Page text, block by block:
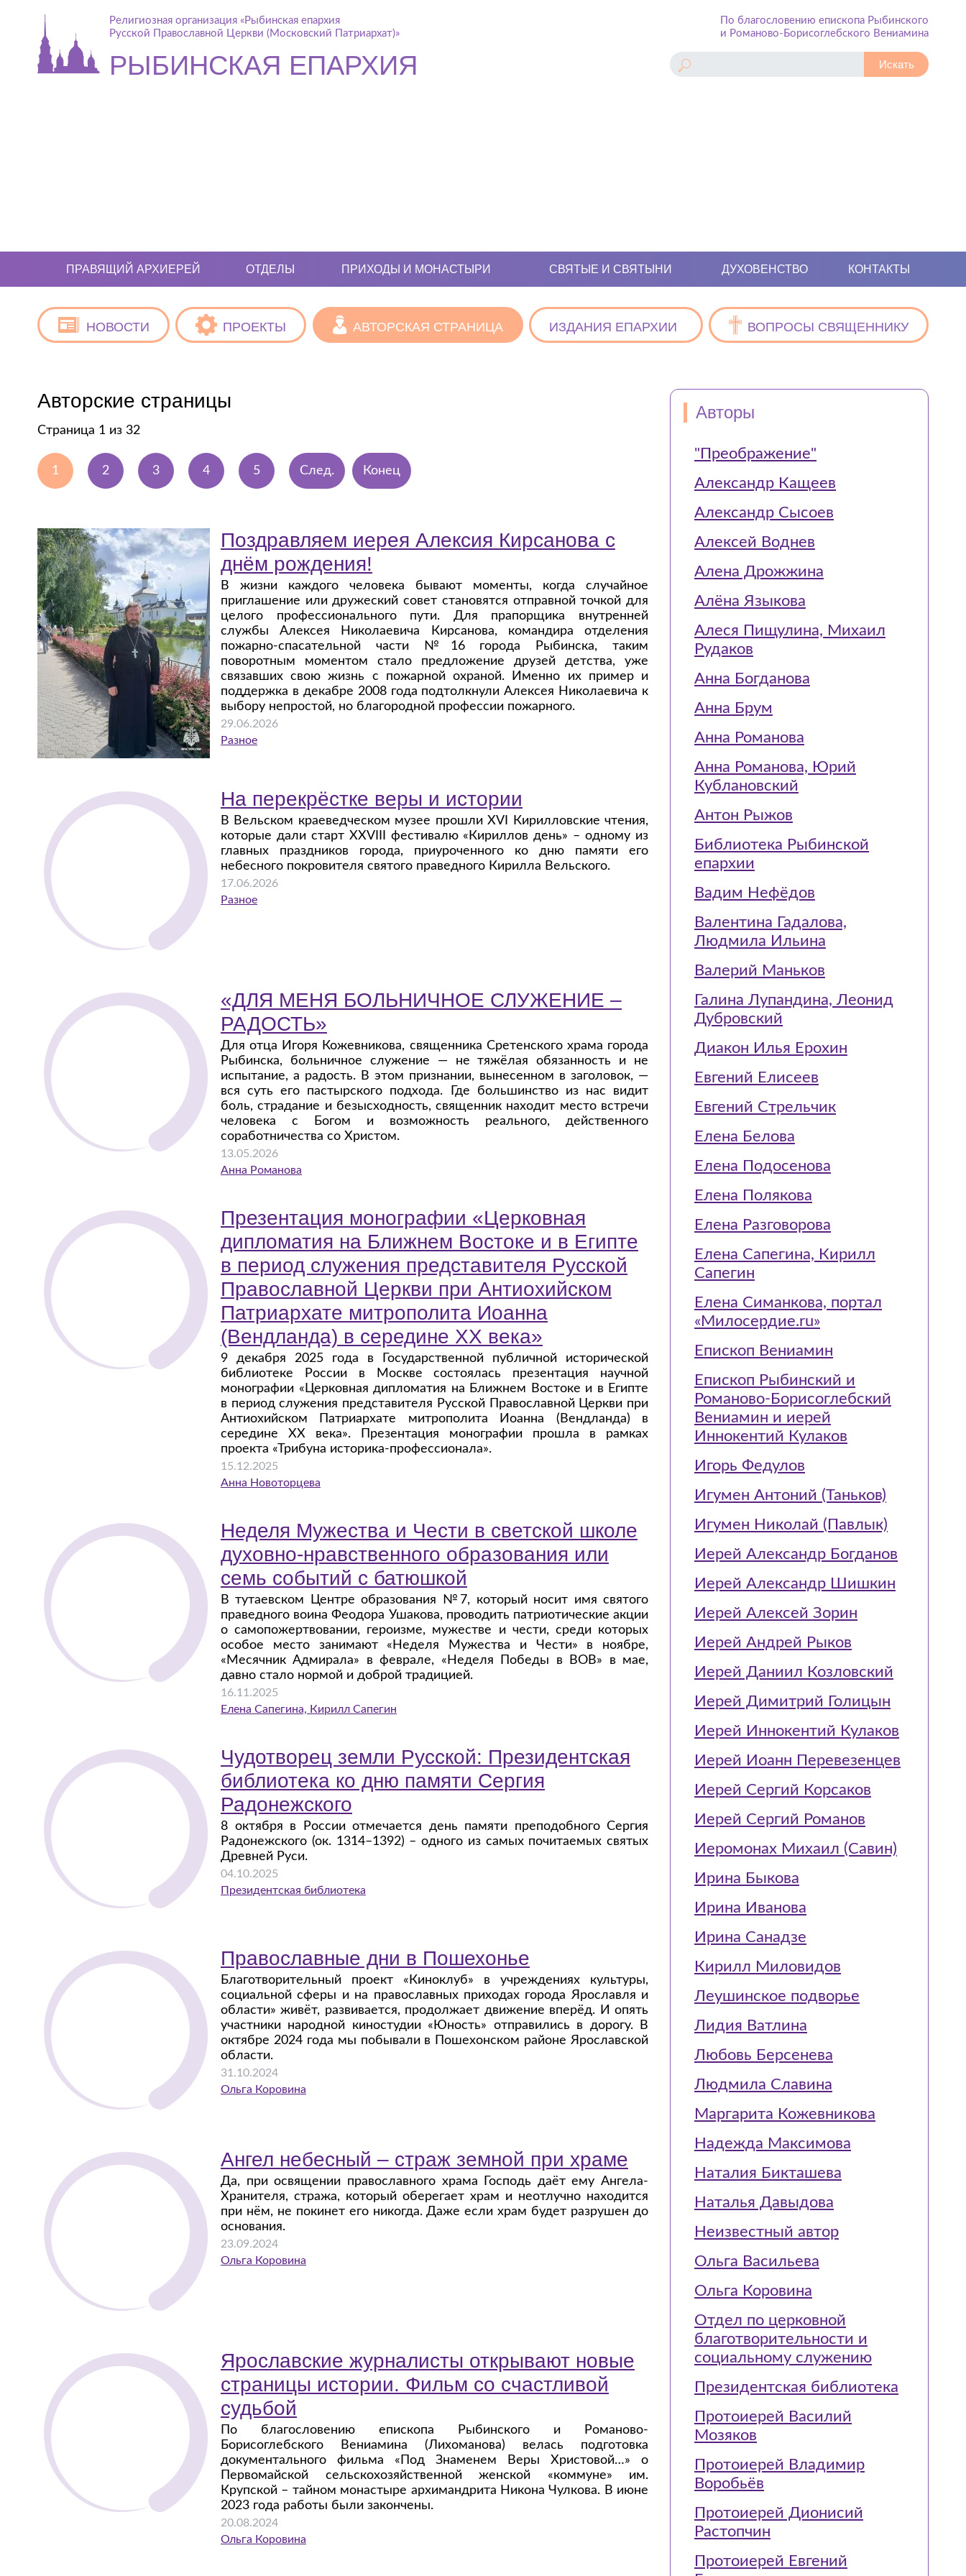
Религиозная организация «Рыбинская епархия
Русской Православной Церкви (Московский Патриархат)»
РЫБИНСКАЯ ЕПАРХИЯ
По благословению епископа Рыбинского
и Романово-Борисоглебского Вениамина
ПРАВЯЩИЙ АРХИЕРЕЙ ОТДЕЛЫ ПРИХОДЫ И МОНАСТЫРИ СВЯТЫЕ И СВЯТЫНИ ДУХОВЕНСТВО КОНТАКТЫ
НОВОСТИ ПРОЕКТЫ АВТОРСКАЯ СТРАНИЦА ИЗДАНИЯ ЕПАРХИИ ВОПРОСЫ СВЯЩЕННИКУ
Авторские страницы
Страница 1 из 32
1 2 3 4 5 След. Конец
Поздравляем иерея Алексия Кирсанова с
днём рождения!
В жизни каждого человека бывают моменты, когда случайное
приглашение или дружеский совет становятся отправной точкой для
целого профессионального пути. Для прапорщика внутренней
службы Алексея Николаевича Кирсанова, командира отделения
пожарно-спасательной части №16 города Рыбинска, таким
поворотным моментом стало предложение друзей детства, уже
связавших свою жизнь с пожарной охраной. Именно их пример и
поддержка в декабре 2008 года подтолкнули Алексея Николаевича к
выбору непростой, но благородной профессии пожарного.
29.06.2026
Разное
На перекрёстке веры и истории
В Вельском краеведческом музее прошли XVI Кирилловские чтения,
которые дали старт XXVIII фестивалю «Кириллов день» – одному из
главных праздников города, приуроченного ко дню памяти его
небесного покровителя святого праведного Кирилла Вельского.
17.06.2026
Разное
«ДЛЯ МЕНЯ БОЛЬНИЧНОЕ СЛУЖЕНИЕ –
РАДОСТЬ»
Для отца Игоря Кожевникова, священника Сретенского храма города
Рыбинска, больничное служение — не тяжёлая обязанность и не
испытание, а радость. В этом признании, вынесенном в заголовок, —
вся суть его пастырского подхода. Где большинство из нас видит
боль, страдание и безысходность, священник находит место встречи
человека с Богом и возможность реального, действенного
соработничества со Христом.
13.05.2026
Анна Романова
Презентация монографии «Церковная
дипломатия на Ближнем Востоке и в Египте
в период служения представителя Русской
Православной Церкви при Антиохийском
Патриархате митрополита Иоанна
(Вендланда) в середине ХХ века»
9 декабря 2025 года в Государственной публичной исторической
библиотеке России в Москве состоялась презентация научной
монографии «Церковная дипломатия на Ближнем Востоке и в Египте
в период служения представителя Русской Православной Церкви при
Антиохийском Патриархате митрополита Иоанна (Вендланда) в
середине ХХ века». Презентация монографии прошла в рамках
проекта «Трибуна историка-профессионала».
15.12.2025
Анна Новоторцева
Неделя Мужества и Чести в светской школе
духовно-нравственного образования или
семь событий с батюшкой
В тутаевском Центре образования №7, который носит имя святого
праведного воина Феодора Ушакова, проводить патриотические акции
о самопожертвовании, героизме, мужестве и чести, среди которых
особое место занимают «Неделя Мужества и Чести» в ноябре,
«Месячник Адмирала» в феврале, «Неделя Победы в ВОВ» в мае,
давно стало нормой и доброй традицией.
16.11.2025
Елена Сапегина, Кирилл Сапегин
Чудотворец земли Русской: Президентская
библиотека ко дню памяти Сергия
Радонежского
8 октября в России отмечается день памяти преподобного Сергия
Радонежского (ок. 1314–1392) – одного из самых почитаемых святых
Древней Руси.
04.10.2025
Президентская библиотека
Православные дни в Пошехонье
Благотворительный проект «Киноклуб» в учреждениях культуры,
социальной сферы и на православных приходах города Ярославля и
области» живёт, развивается, продолжает движение вперёд. И опять
участники народной киностудии «Юность» отправились в дорогу. В
октябре 2024 года мы побывали в Пошехонском районе Ярославской
области.
31.10.2024
Ольга Коровина
Ангел небесный – страж земной при храме
Да, при освящении православного храма Господь даёт ему Ангела-
Хранителя, стража, который оберегает храм и неотлучно находится
при нём, не покинет его никогда. Даже если храм будет разрушен до
основания.
23.09.2024
Ольга Коровина
Ярославские журналисты открывают новые
страницы истории. Фильм со счастливой
судьбой
По благословению епископа Рыбинского и Романово-
Борисоглебского Вениамина (Лихоманова) велась подготовка
документального фильма «Под Знаменем Веры Христовой…» о
Первомайской сельскохозяйственной женской «коммуне» им.
Крупской – тайном монастыре архимандрита Никона Чулкова. В июне
2023 года работы были закончены.
20.08.2024
Ольга Коровина
Авторы
"Преображение"
Александр Кащеев
Александр Сысоев
Алексей Воднев
Алена Дрожжина
Алёна Языкова
Алеся Пищулина, Михаил
Рудаков
Анна Богданова
Анна Брум
Анна Романова
Анна Романова, Юрий
Кублановский
Антон Рыжов
Библиотека Рыбинской
епархии
Вадим Нефёдов
Валентина Гадалова,
Людмила Ильина
Валерий Маньков
Галина Лупандина, Леонид
Дубровский
Диакон Илья Ерохин
Евгений Елисеев
Евгений Стрельчик
Елена Белова
Елена Подосенова
Елена Полякова
Елена Разговорова
Елена Сапегина, Кирилл
Сапегин
Елена Симанкова, портал
«Милосердие.ru»
Епископ Вениамин
Епископ Рыбинский и
Романово-Борисоглебский
Вениамин и иерей
Иннокентий Кулаков
Игорь Федулов
Игумен Антоний (Таньков)
Игумен Николай (Павлык)
Иерей Александр Богданов
Иерей Александр Шишкин
Иерей Алексей Зорин
Иерей Андрей Рыков
Иерей Даниил Козловский
Иерей Димитрий Голицын
Иерей Иннокентий Кулаков
Иерей Иоанн Перевезенцев
Иерей Сергий Корсаков
Иерей Сергий Романов
Иеромонах Михаил (Савин)
Ирина Быкова
Ирина Иванова
Ирина Санадзе
Кирилл Миловидов
Леушинское подворье
Лидия Ватлина
Любовь Берсенева
Людмила Славина
Маргарита Кожевникова
Надежда Максимова
Наталия Бикташева
Наталья Давыдова
Неизвестный автор
Ольга Васильева
Ольга Коровина
Отдел по церковной
благотворительности и
социальному служению
Президентская библиотека
Протоиерей Василий
Мозяков
Протоиерей Владимир
Воробьёв
Протоиерей Дионисий
Растопчин
Протоиерей Евгений